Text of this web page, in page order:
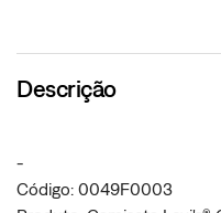
Descrição
-
Código: 0049F0003